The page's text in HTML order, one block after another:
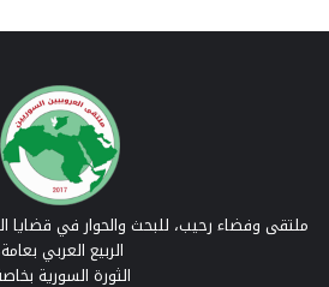
ملتقى وفضاء رحيب، للبحث والحوار في قضايا
الربيع العربي
الثورة السورية